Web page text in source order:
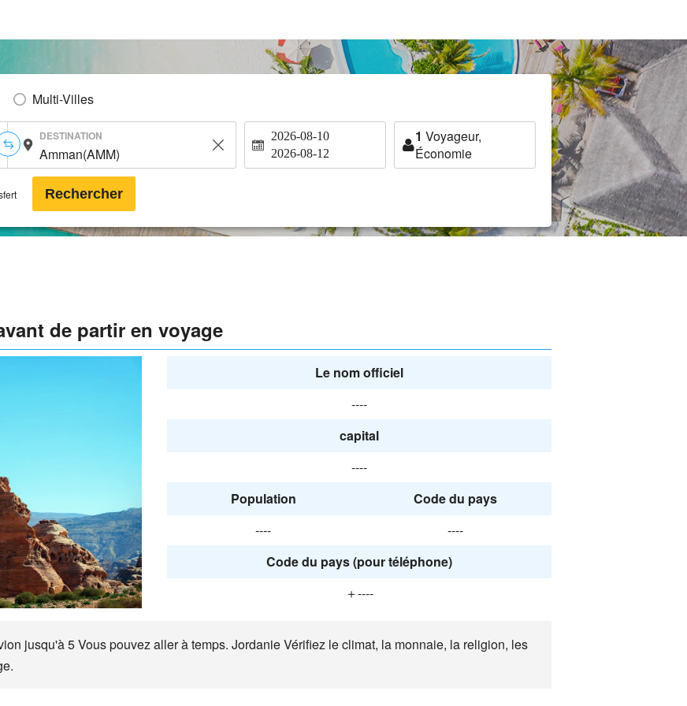
Multi-Villes
DESTINATION 2026-08-10
2026-08-12
1 Voyageur,
Économie
Rechercher
de partir en voyage
Le nom officiel
----
capital
----
Population
Code du pays
----
----
Code du pays (pour téléphone)
＋----
jusqu'à 5 Vous pouvez aller à temps. Jordanie Vérifiez le climat, la monnaie, la religion, les